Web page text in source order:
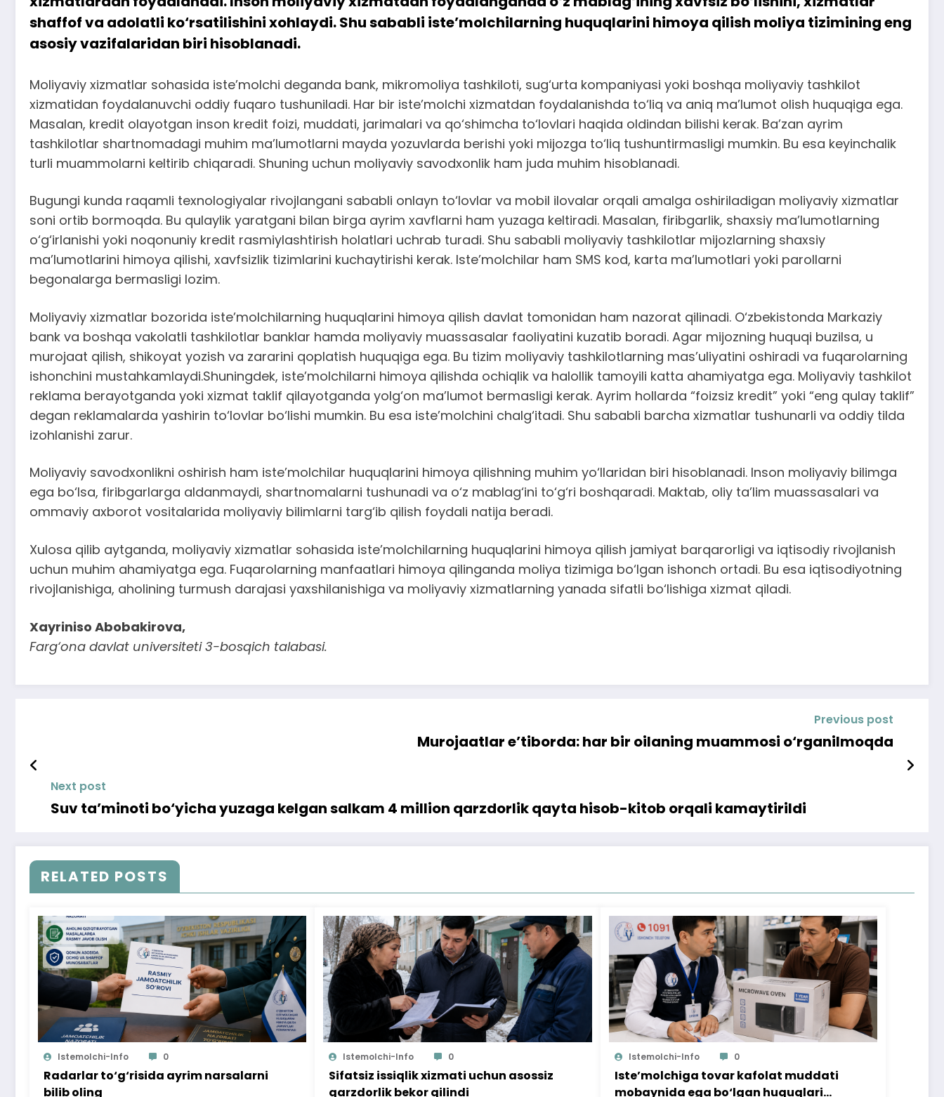
shaffof va adolatli ko‘rsatilishini xohlaydi. Shu sababli iste’molchilarning huquqlarini himoya qilish moliya tizimining eng
asosiy vazifalaridan biri hisoblanadi.
Moliyaviy xizmatlar sohasida iste’molchi deganda bank, mikromoliya tashkiloti, sug‘urta kompaniyasi yoki boshqa moliyaviy tashkilot
xizmatidan foydalanuvchi oddiy fuqaro tushuniladi. Har bir iste’molchi xizmatdan foydalanishda to‘liq va aniq ma’lumot olish huquqiga ega.
Masalan, kredit olayotgan inson kredit foizi, muddati, jarimalari va qo‘shimcha to‘lovlari haqida oldindan bilishi kerak. Ba’zan ayrim
tashkilotlar shartnomadagi muhim ma’lumotlarni mayda yozuvlarda berishi yoki mijozga to‘liq tushuntirmasligi mumkin. Bu esa keyinchalik
turli muammolarni keltirib chiqaradi. Shuning uchun moliyaviy savodxonlik ham juda muhim hisoblanadi.
Bugungi kunda raqamli texnologiyalar rivojlangani sababli onlayn to‘lovlar va mobil ilovalar orqali amalga oshiriladigan moliyaviy xizmatlar
soni ortib bormoqda. Bu qulaylik yaratgani bilan birga ayrim xavflarni ham yuzaga keltiradi. Masalan, firibgarlik, shaxsiy ma’lumotlarning
o‘g‘irlanishi yoki noqonuniy kredit rasmiylashtirish holatlari uchrab turadi. Shu sababli moliyaviy tashkilotlar mijozlarning shaxsiy
ma’lumotlarini himoya qilishi, xavfsizlik tizimlarini kuchaytirishi kerak. Iste’molchilar ham SMS kod, karta ma’lumotlari yoki parollarni
begonalarga bermasligi lozim.
Moliyaviy xizmatlar bozorida iste’molchilarning huquqlarini himoya qilish davlat tomonidan ham nazorat qilinadi. O‘zbekistonda Markaziy
bank va boshqa vakolatli tashkilotlar banklar hamda moliyaviy muassasalar faoliyatini kuzatib boradi. Agar mijozning huquqi buzilsa, u
murojaat qilish, shikoyat yozish va zararini qoplatish huquqiga ega. Bu tizim moliyaviy tashkilotlarning mas’uliyatini oshiradi va fuqarolarning
ishonchini mustahkamlaydi.Shuningdek, iste’molchilarni himoya qilishda ochiqlik va halollik tamoyili katta ahamiyatga ega. Moliyaviy tashkilot
reklama berayotganda yoki xizmat taklif qilayotganda yolg‘on ma’lumot bermasligi kerak. Ayrim hollarda “foizsiz kredit” yoki “eng qulay taklif”
degan reklamalarda yashirin to‘lovlar bo‘lishi mumkin. Bu esa iste’molchini chalg‘itadi. Shu sababli barcha xizmatlar tushunarli va oddiy tilda
izohlanishi zarur.
Moliyaviy savodxonlikni oshirish ham iste’molchilar huquqlarini himoya qilishning muhim yo‘llaridan biri hisoblanadi. Inson moliyaviy bilimga
ega bo‘lsa, firibgarlarga aldanmaydi, shartnomalarni tushunadi va o‘z mablag‘ini to‘g‘ri boshqaradi. Maktab, oliy ta’lim muassasalari va
ommaviy axborot vositalarida moliyaviy bilimlarni targ‘ib qilish foydali natija beradi.
Xulosa qilib aytganda, moliyaviy xizmatlar sohasida iste’molchilarning huquqlarini himoya qilish jamiyat barqarorligi va iqtisodiy rivojlanish
uchun muhim ahamiyatga ega. Fuqarolarning manfaatlari himoya qilinganda moliya tizimiga bo‘lgan ishonch ortadi. Bu esa iqtisodiyotning
rivojlanishiga, aholining turmush darajasi yaxshilanishiga va moliyaviy xizmatlarning yanada sifatli bo‘lishiga xizmat qiladi.
Xayriniso Abobakirova,
Farg‘ona davlat universiteti 3-bosqich talabasi.
Previous post
Murojaatlar e’tiborda: har bir oilaning muammosi o‘rganilmoqda
Next post
Suv ta’minoti bo‘yicha yuzaga kelgan salkam 4 million qarzdorlik qayta hisob-kitob orqali kamaytirildi
RELATED POSTS
Istemolchi-Info 0
Radarlar to‘g‘risida ayrim narsalarni
bilib oling
Istemolchi-Info 0
Sifatsiz issiqlik xizmati uchun asossiz
qarzdorlik bekor qilindi
Istemolchi-Info 0
Iste’molchiga tovar kafolat muddati
mobaynida ega bo‘lgan huquqlari